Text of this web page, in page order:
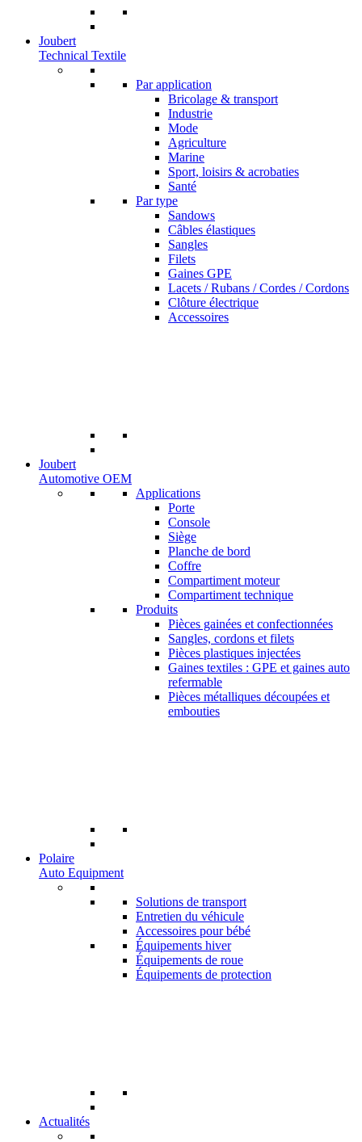
Joubert
Technical Textile
Par application
Bricolage & transport
Industrie
Mode
Agriculture
Marine
Sport, loisirs & acrobaties
Santé
Par type
Sandows
Câbles élastiques
Sangles
Filets
Gaines GPE
Lacets / Rubans / Cordes / Cordons
Clôture électrique
Accessoires
Joubert
Automotive OEM
Applications
Porte
Console
Siège
Planche de bord
Coffre
Compartiment moteur
Compartiment technique
Produits
Pièces gainées et confectionnées
Sangles, cordons et filets
Pièces plastiques injectées
Gaines textiles : GPE et gaines auto
refermable
Pièces métalliques découpées et
embouties
Polaire
Auto Equipment
Solutions de transport
Entretien du véhicule
Accessoires pour bébé
Équipements hiver
Équipements de roue
Équipements de protection
Actualités